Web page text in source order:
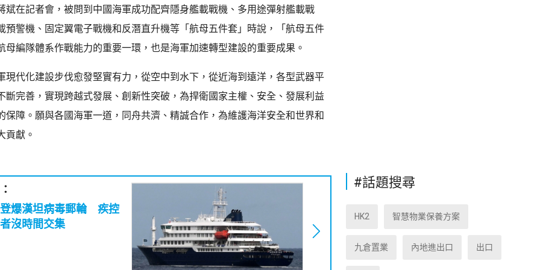
斌在記者會，被問到中國海軍成功配齊隱身艦載戰機、多用途彈射艦載戰
預警機、固定翼電子戰機和反潛直升機等「航母五件套」時說，「航母五件
母編隊體系作戰能力的重要一環，也是海軍加速轉型建設的重要成果。
現代化建設步伐愈發堅實有力，從空中到水下，從近海到遠洋，各型武器平
斷完善，實現跨越式發展、創新性突破，為捍衛國家主權、安全、發展利益
保障。願與各國海軍一道，同舟共濟、精誠合作，為維護海洋安全和世界和
貢獻。
爆漢坦病毒郵輪 疾控
沒時間交集
#話題搜尋
HK2 智慧物業保養方案
九倉置業 內地進出口 出口